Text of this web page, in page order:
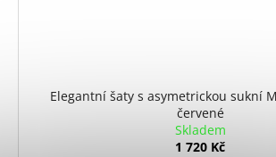
Elegantní šaty s asymetrickou sukní
červené
Skladem
1 720 Kč